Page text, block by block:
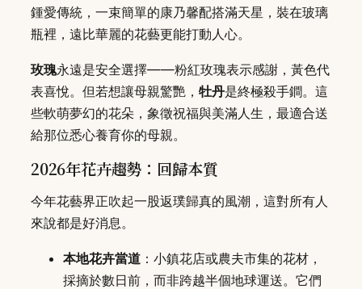
鍾愛傳統，一束簡單的康乃馨配搭滿天星，裝在玻璃
瓶裡，遠比華麗的花藝更能打動人心。
玫瑰永遠是安全選擇——粉紅玫瑰表示感謝，黃色代
表喜悅。但若想讓母親驚艷， 牡丹是終極殺手鐧。這
些軟萌夢幻的花朵，象徵祝福與美滿人生，最適合送
給那位悉心養育你的母親。
2026年花卉趨勢：回歸本質
今年花藝界正吹起一股返璞歸真的風潮，這對所有人
來說都是好消息。
本地花卉當道 ：小鎮花店或農夫市集的花材，
採摘於數日前，而非跨越半個地球運送。它們